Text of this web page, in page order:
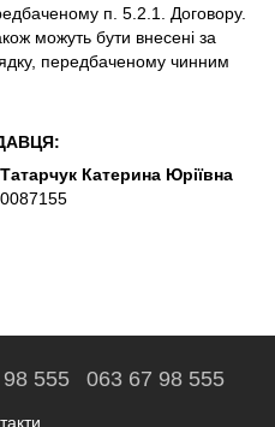
п. 5.2.1. Договору.
можуть бути внесені за
передбаченому чинним
Катерина Юріївна
555 063 67 98 555